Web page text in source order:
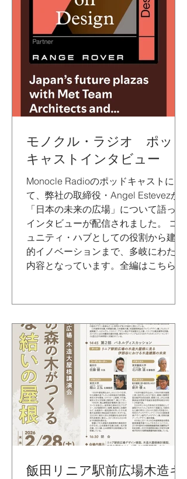
by ©Kenya Chiba
モノクル・ラジオ ポッド
キャストインタビュー
Monocle Radioのポッドキャストに
て、弊社の取締役・Angel Estevezが
「日本の未来の広場」について語った
インタビューが配信されました。 コミ
ュニティ・ハブとしての役割から建築
的イノベーションまで、多岐にわたる
内容となっています。全編はこちらの
2qjVbeK44nsN8B0Ds?
si=QGXTQOaQTZ2hglEzjEmblw&nd=
1&dlsi=0b45c69a6d1b4b77
飯田リニア駅前広場木造キ